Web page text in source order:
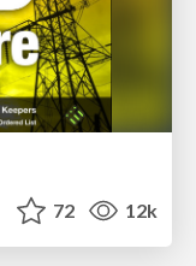
72 12k